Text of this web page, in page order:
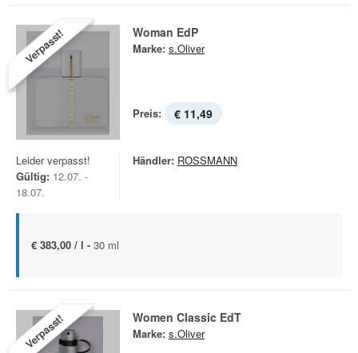
Verpasst! Woman EdP
Marke: s.Oliver
Preis: € 11,49
Leider verpasst!
Gültig: 12.07. -
18.07.
Händler: ROSSMANN
€ 383,00 / l - 30 ml
Verpasst! Women Classic EdT
Marke: s.Oliver